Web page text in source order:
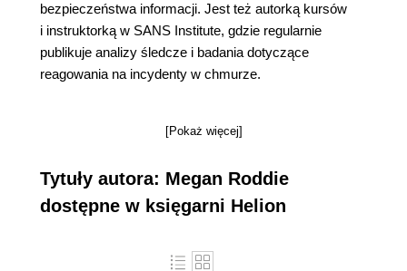
bezpieczeństwa informacji. Jest też autorką kursów
i instruktorką w SANS Institute, gdzie regularnie
publikuje analizy śledcze i badania dotyczące
reagowania na incydenty w chmurze.
[Pokaż więcej]
Tytuły autora: Megan Roddie
dostępne w księgarni Helion